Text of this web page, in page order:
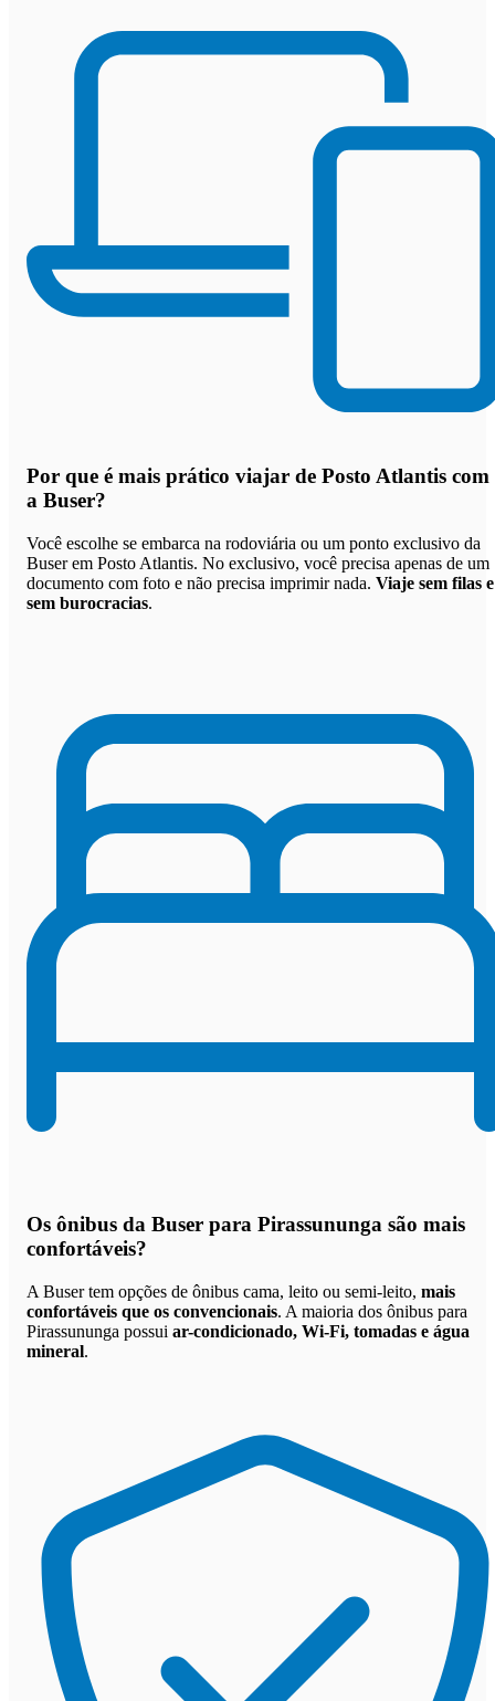
Por que é mais prático viajar de Posto Atlantis com
a Buser?
Você escolhe se embarca na rodoviária ou um ponto exclusivo da
Buser em Posto Atlantis. No exclusivo, você precisa apenas de um
documento com foto e não precisa imprimir nada. Viaje sem filas e
sem burocracias.
Os ônibus da Buser para Pirassununga são mais
confortáveis?
A Buser tem opções de ônibus cama, leito ou semi-leito, mais
confortáveis que os convencionais. A maioria dos ônibus para
Pirassununga possui ar-condicionado, Wi-Fi, tomadas e água
mineral.